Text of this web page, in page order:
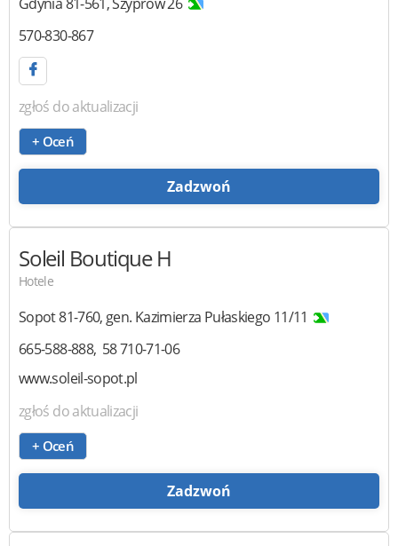
570-830-867
zgłoś do aktualizacji
+ Oceń
Zadzwoń
Soleil Boutique H
Hotele
Sopot81-760, gen. Kazimierza Pułaskiego 11/11
665-588-888 58 710-71-06
www.soleil-sopot.pl
zgłoś do aktualizacji
+ Oceń
Zadzwoń